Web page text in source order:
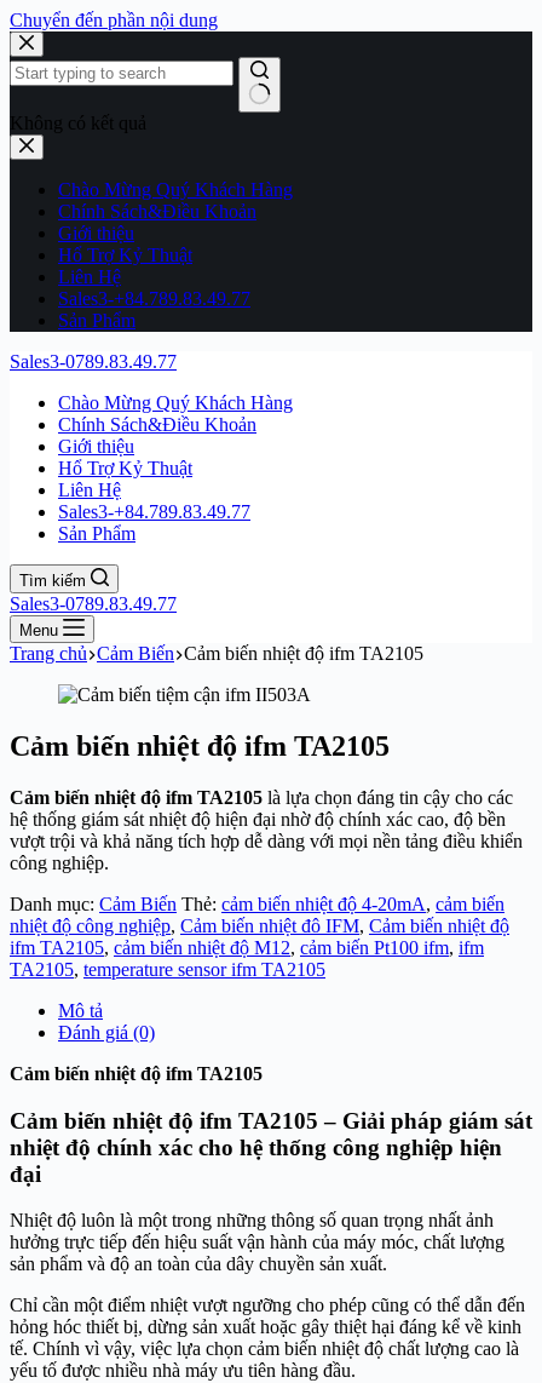
Chuyển đến phần nội dung
Không có kết quả
Chào Mừng Quý Khách Hàng
Chính Sách&Điều Khoản
Giới thiệu
Hổ Trợ Kỷ Thuật
Liên Hệ
Sales3-+84.789.83.49.77
Sản Phẩm
Sales3-0789.83.49.77
Chào Mừng Quý Khách Hàng
Chính Sách&Điều Khoản
Giới thiệu
Hổ Trợ Kỷ Thuật
Liên Hệ
Sales3-+84.789.83.49.77
Sản Phẩm
Tìm kiếm
Sales3-0789.83.49.77
Menu
Trang chủ Cảm Biến Cảm biến nhiệt độ ifm TA2105
Cảm biến nhiệt độ ifm TA2105
Cảm biến nhiệt độ ifm TA2105 là lựa chọn đáng tin cậy cho các
hệ thống giám sát nhiệt độ hiện đại nhờ độ chính xác cao, độ bền
vượt trội và khả năng tích hợp dễ dàng với mọi nền tảng điều khiển
công nghiệp.
Danh mục: Cảm Biến Thẻ: cảm biến nhiệt độ 4-20mA, cảm biến
nhiệt độ công nghiệp, Cảm biến nhiệt đô IFM, Cảm biến nhiệt độ
ifm TA2105, cảm biến nhiệt độ M12, cảm biến Pt100 ifm, ifm
TA2105, temperature sensor ifm TA2105
Mô tả
Đánh giá (0)
Cảm biến nhiệt độ ifm TA2105
Cảm biến nhiệt độ ifm TA2105 – Giải pháp giám sát
nhiệt độ chính xác cho hệ thống công nghiệp hiện
đại
Nhiệt độ luôn là một trong những thông số quan trọng nhất ảnh
hưởng trực tiếp đến hiệu suất vận hành của máy móc, chất lượng
sản phẩm và độ an toàn của dây chuyền sản xuất.
Chỉ cần một điểm nhiệt vượt ngưỡng cho phép cũng có thể dẫn đến
hỏng hóc thiết bị, dừng sản xuất hoặc gây thiệt hại đáng kể về kinh
tế. Chính vì vậy, việc lựa chọn cảm biến nhiệt độ chất lượng cao là
yếu tố được nhiều nhà máy ưu tiên hàng đầu.